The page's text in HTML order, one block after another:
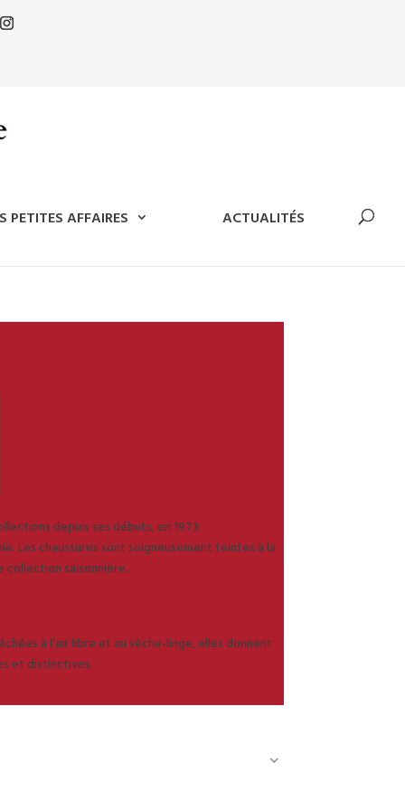
PETITES AFFAIRES ACTUALITÉS
depuis ses débuts, en 1973.
Les chaussures sont soigneusement teintes à la
collection saisonnière.
à l’air libre et au sèche-linge, elles donnent
et distinctives.